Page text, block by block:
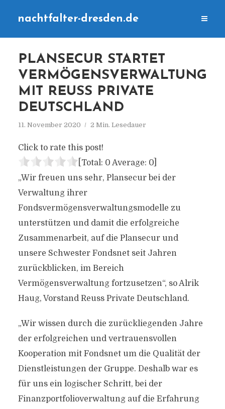
nachtfalter-dresden.de
PLANSECUR STARTET
VERMÖGENSVERWALTUNG
MIT REUSS PRIVATE
DEUTSCHLAND
11. November 2020 2 Min. Lesedauer
Click to rate this post!
[Total: 0 Average: 0]
„Wir freuen uns sehr, Plansecur bei der
Verwaltung ihrer
Fondsvermögensverwaltungsmodelle zu
unterstützen und damit die erfolgreiche
Zusammenarbeit, auf die Plansecur und
unsere Schwester Fondsnet seit Jahren
zurückblicken, im Bereich
Vermögensverwaltung fortzusetzen“, so Alrik
Haug, Vorstand Reuss Private Deutschland.
„Wir wissen durch die zurückliegenden Jahre
der erfolgreichen und vertrauensvollen
Kooperation mit Fondsnet um die Qualität der
Dienstleistungen der Gruppe. Deshalb war es
für uns ein logischer Schritt, bei der
Finanzportfolioverwaltung auf die Erfahrung